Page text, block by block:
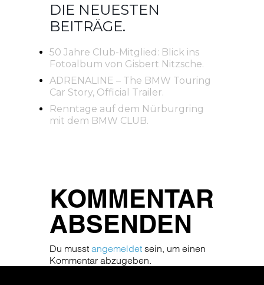
DIE NEUESTEN
BEITRÄGE.
50 Jahre Club-Mitglied: Blick ins
Fotoalbum von Gisbert Nitzsche.
ADRENALINE – The BMW Touring
Car Story, Official Trailer.
Renntage auf dem Nürburgring
mit dem BMW CLUB.
KOMMENTAR
ABSENDEN
Du musst angemeldet sein, um einen
Kommentar abzugeben.